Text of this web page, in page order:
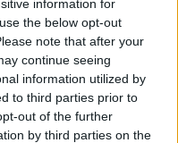
information for
the below opt-out
note that after your
continue seeing
information utilized by
to third parties prior to
out of the further
by third parties on the